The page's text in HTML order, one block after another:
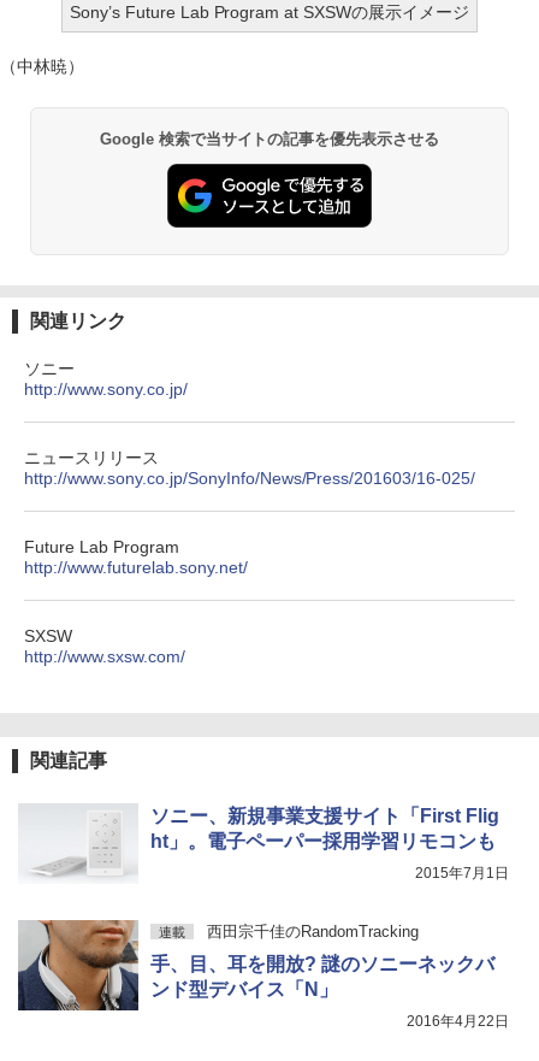
Sony’s Future Lab Program at SXSWの展示イメージ
（中林暁）
Google 検索で当サイトの記事を優先表示させる
関連リンク
ソニー
http://www.sony.co.jp/
ニュースリリース
http://www.sony.co.jp/SonyInfo/News/Press/201603/16-025/
Future Lab Program
http://www.futurelab.sony.net/
SXSW
http://www.sxsw.com/
関連記事
ソニー、新規事業支援サイト「First Flig
ht」。電子ペーパー採用学習リモコンも
2015年7月1日
連載 西田宗千佳のRandomTracking
手、目、耳を開放? 謎のソニーネックバ
ンド型デバイス「N」
2016年4月22日